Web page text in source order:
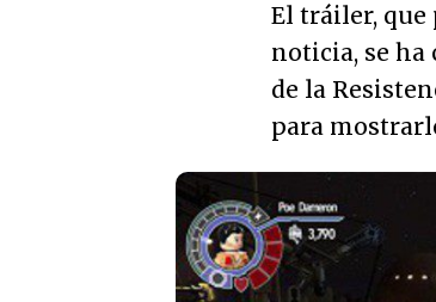
El tráiler, que
noticia, se
de la
para